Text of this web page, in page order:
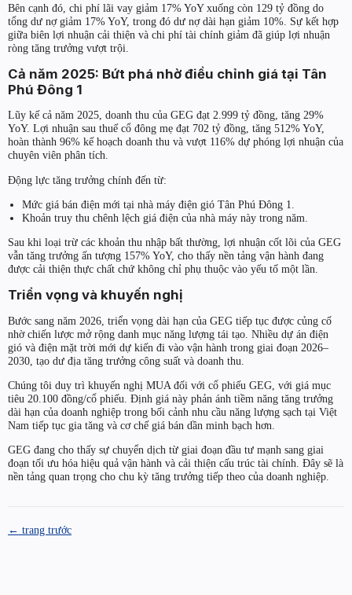
Bên cạnh đó, chi phí lãi vay giảm 17% YoY xuống còn 129 tỷ đồng do
tổng dư nợ giảm 17% YoY, trong đó dư nợ dài hạn giảm 10%. Sự kết hợp
giữa biên lợi nhuận cải thiện và chi phí tài chính giảm đã giúp lợi nhuận
ròng tăng trưởng vượt trội.
Cả năm 2025: Bứt phá nhờ điều chỉnh giá tại Tân
Phú Đông 1
Lũy kế cả năm 2025, doanh thu của GEG đạt 2.999 tỷ đồng, tăng 29%
YoY. Lợi nhuận sau thuế cổ đông mẹ đạt 702 tỷ đồng, tăng 512% YoY,
hoàn thành 96% kế hoạch doanh thu và vượt 116% dự phóng lợi nhuận của
chuyên viên phân tích.
Động lực tăng trưởng chính đến từ:
Mức giá bán điện mới tại nhà máy điện gió Tân Phú Đông 1.
Khoản truy thu chênh lệch giá điện của nhà máy này trong năm.
Sau khi loại trừ các khoản thu nhập bất thường, lợi nhuận cốt lõi của GEG
vẫn tăng trưởng ấn tượng 157% YoY, cho thấy nền tảng vận hành đang
được cải thiện thực chất chứ không chỉ phụ thuộc vào yếu tố một lần.
Triển vọng và khuyến nghị
Bước sang năm 2026, triển vọng dài hạn của GEG tiếp tục được củng cố
nhờ chiến lược mở rộng danh mục năng lượng tái tạo. Nhiều dự án điện
gió và điện mặt trời mới dự kiến đi vào vận hành trong giai đoạn 2026–
2030, tạo dư địa tăng trưởng công suất và doanh thu.
Chúng tôi duy trì khuyến nghị MUA đối với cổ phiếu GEG, với giá mục
tiêu 20.100 đồng/cổ phiếu. Định giá này phản ánh tiềm năng tăng trưởng
dài hạn của doanh nghiệp trong bối cảnh nhu cầu năng lượng sạch tại Việt
Nam tiếp tục gia tăng và cơ chế giá bán dần minh bạch hơn.
GEG đang cho thấy sự chuyển dịch từ giai đoạn đầu tư mạnh sang giai
đoạn tối ưu hóa hiệu quả vận hành và cải thiện cấu trúc tài chính. Đây sẽ là
nền tảng quan trọng cho chu kỳ tăng trưởng tiếp theo của doanh nghiệp.
← trang trước